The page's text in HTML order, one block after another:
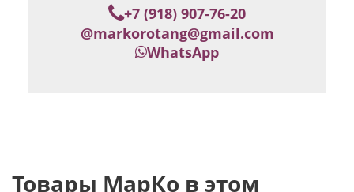
+7 (918) 907-76-20
@markorotang@gmail.com
WhatsApp
Товары МарКо в этом